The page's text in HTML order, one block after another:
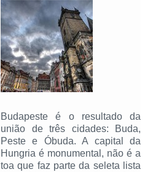
Budapeste é o resultado da
união de três cidades: Buda,
Peste e Óbuda. A capital da
Hungria é monumental, não é a
toa que faz parte da seleta lista